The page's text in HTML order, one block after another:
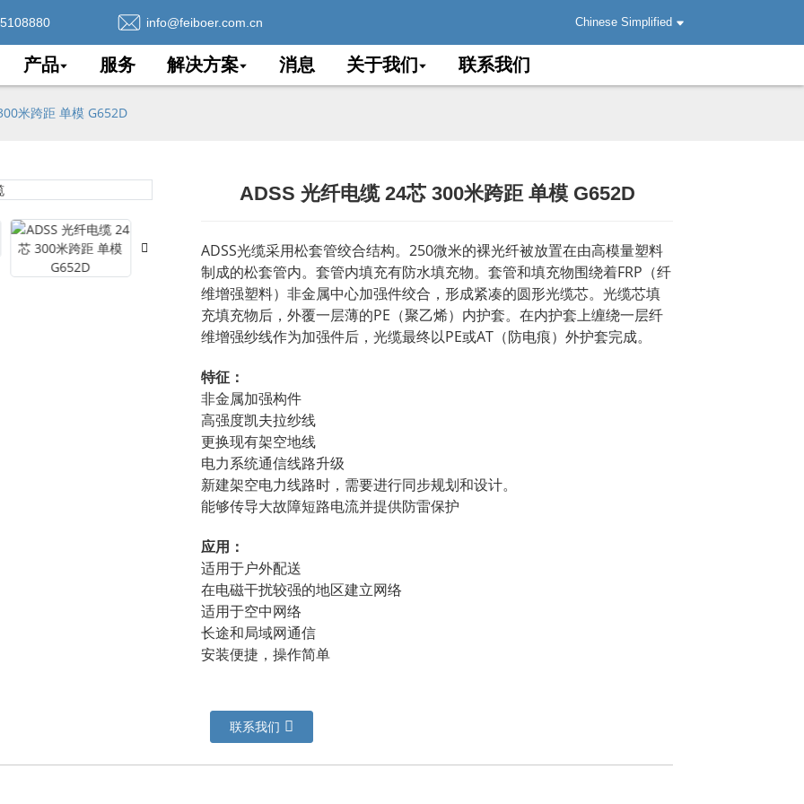
info@feiboer.com.cn Chinese Simplified
产品 服务 解决方案 消息 关于我们 联系我们
米跨距 单模 G652D
Loading...
Loading...
ADSS 光纤电缆 24芯 300米跨距 单模 G652D
ADSS光缆采用松套管绞合结构。250微米的裸光纤被放置在由高模量塑料
制成的松套管内。套管内填充有防水填充物。套管和填充物围绕着FRP（纤
维增强塑料）非金属中心加强件绞合，形成紧凑的圆形光缆芯。光缆芯填
充填充物后，外覆一层薄的PE（聚乙烯）内护套。在内护套上缠绕一层纤
维增强纱线作为加强件后，光缆最终以PE或AT（防电痕）外护套完成。
特征：
非金属加强构件
高强度凯夫拉纱线
更换现有架空地线
电力系统通信线路升级
新建架空电力线路时，需要进行同步规划和设计。
能够传导大故障短路电流并提供防雷保护
应用：
适用于户外配送
在电磁干扰较强的地区建立网络
适用于空中网络
长途和局域网通信
安装便捷，操作简单
联系我们